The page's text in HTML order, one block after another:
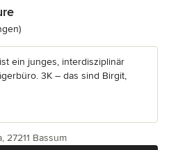
5 von 5 Sternen
ein junges, interdisziplinär
3K – das sind Birgit,
27211 Bassum